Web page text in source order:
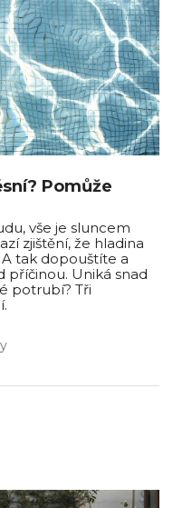
Pomůže
vše je sluncem
zjištění, že hladina
tak dopouštíte a
příčinou. Uniká snad
potrubí? Tři